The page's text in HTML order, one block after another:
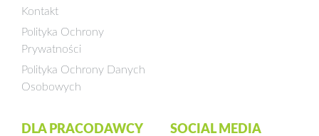
Kontakt
Polityka Ochrony
Prywatności
Polityka Ochrony Danych
Osobowych
DLA PRACODAWCY SOCIAL MEDIA